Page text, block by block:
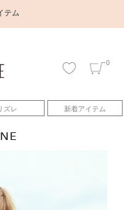
テム
0
ズレ 新着アイテム